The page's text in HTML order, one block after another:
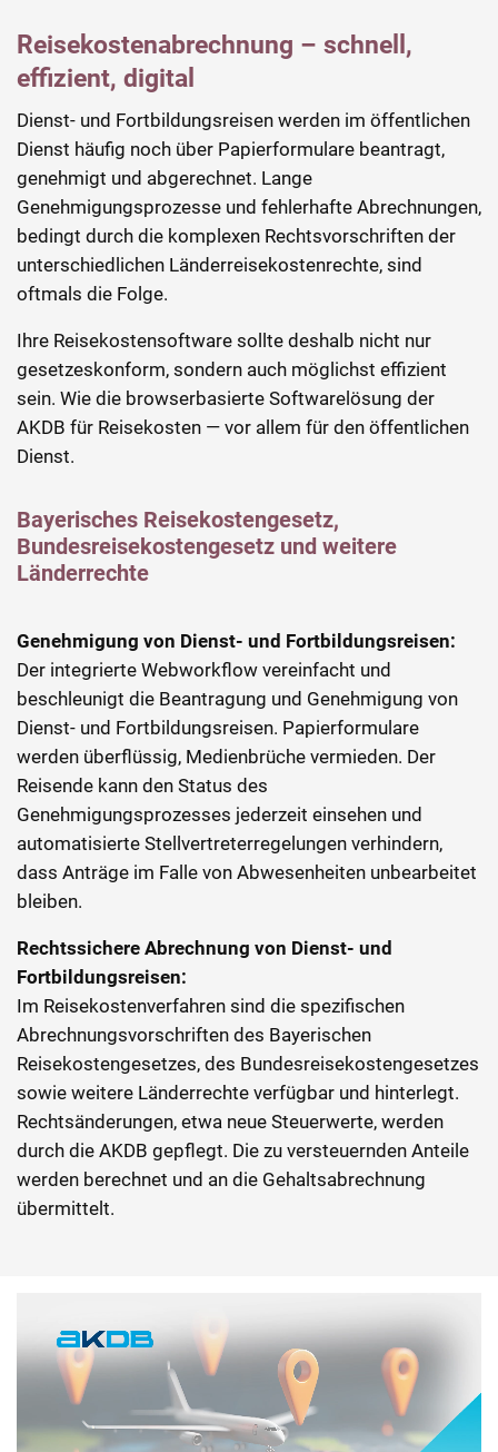
Reisekostenabrechnung – schnell,
effizient, digital
Dienst- und Fortbildungsreisen werden im öffentlichen
Dienst häufig noch über Papierformulare beantragt,
genehmigt und abgerechnet. Lange
Genehmigungsprozesse und fehlerhafte Abrechnungen,
bedingt durch die komplexen Rechtsvorschriften der
unterschiedlichen Länderreisekostenrechte, sind
oftmals die Folge.
Ihre Reisekostensoftware sollte deshalb nicht nur
gesetzeskonform, sondern auch möglichst effizient
sein. Wie die browserbasierte Softwarelösung der
AKDB für Reisekosten — vor allem für den öffentlichen
Dienst.
Bayerisches Reisekostengesetz,
Bundesreisekostengesetz und weitere
Länderrechte
Genehmigung von Dienst- und Fortbildungsreisen:
Der integrierte Webworkflow vereinfacht und
beschleunigt die Beantragung und Genehmigung von
Dienst- und Fortbildungsreisen. Papierformulare
werden überflüssig, Medienbrüche vermieden. Der
Reisende kann den Status des
Genehmigungsprozesses jederzeit einsehen und
automatisierte Stellvertreterregelungen verhindern,
dass Anträge im Falle von Abwesenheiten unbearbeitet
bleiben.
Rechtssichere Abrechnung von Dienst- und
Fortbildungsreisen:
Im Reisekostenverfahren sind die spezifischen
Abrechnungsvorschriften des Bayerischen
Reisekostengesetzes, des Bundesreisekostengesetzes
sowie weitere Länderrechte verfügbar und hinterlegt.
Rechtsänderungen, etwa neue Steuerwerte, werden
durch die AKDB gepflegt. Die zu versteuernden Anteile
werden berechnet und an die Gehaltsabrechnung
übermittelt.